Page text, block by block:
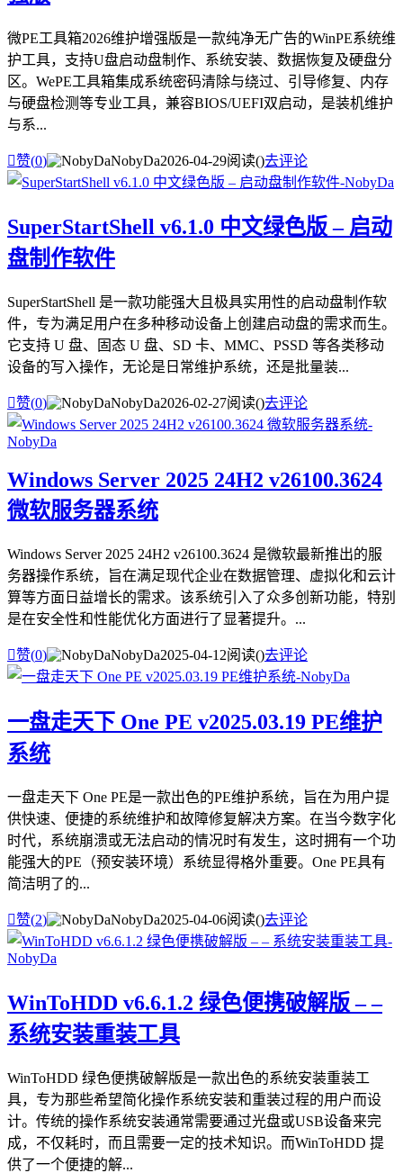
微PE工具箱2026维护增强版是一款纯净无广告的WinPE系统维
护工具，支持U盘启动盘制作、系统安装、数据恢复及硬盘分
区。WePE工具箱集成系统密码清除与绕过、引导修复、内存
与硬盘检测等专业工具，兼容BIOS/UEFI双启动，是装机维护
与系...
赞(0) NobyDa2026-04-29阅读()去评论
SuperStartShell v6.1.0 中文绿色版 – 启动
盘制作软件
SuperStartShell 是一款功能强大且极具实用性的启动盘制作软
件，专为满足用户在多种移动设备上创建启动盘的需求而生。
它支持 U 盘、固态 U 盘、SD 卡、MMC、PSSD 等各类移动
设备的写入操作，无论是日常维护系统，还是批量装...
赞(0) NobyDa2026-02-27阅读()去评论
Windows Server 2025 24H2 v26100.3624
微软服务器系统
Windows Server 2025 24H2 v26100.3624 是微软最新推出的服
务器操作系统，旨在满足现代企业在数据管理、虚拟化和云计
算等方面日益增长的需求。该系统引入了众多创新功能，特别
是在安全性和性能优化方面进行了显著提升。...
赞(0) NobyDa2025-04-12阅读()去评论
一盘走天下 One PE v2025.03.19 PE维护
系统
一盘走天下 One PE是一款出色的PE维护系统，旨在为用户提
供快速、便捷的系统维护和故障修复解决方案。在当今数字化
时代，系统崩溃或无法启动的情况时有发生，这时拥有一个功
能强大的PE（预安装环境）系统显得格外重要。One PE具有
简洁明了的...
赞(2) NobyDa2025-04-06阅读()去评论
WinToHDD v6.6.1.2 绿色便携破解版 – –
系统安装重装工具
WinToHDD 绿色便携破解版是一款出色的系统安装重装工
具，专为那些希望简化操作系统安装和重装过程的用户而设
计。传统的操作系统安装通常需要通过光盘或USB设备来完
成，不仅耗时，而且需要一定的技术知识。而WinToHDD 提
供了一个便捷的解...